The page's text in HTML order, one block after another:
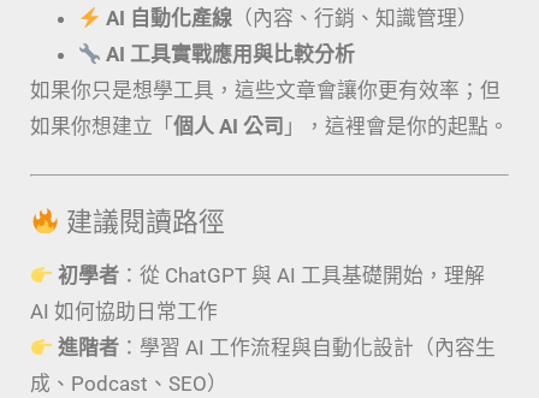
AI 自動化產線 （內容、行銷、知識管理）
AI 工具實戰應用與比較分析
如果你只是想學工具，這些文章會讓你更有效率；但
如果你想建立「 個人 AI 公司 」，這裡會是你的起點。
建議閱讀路徑
初學者 ：從 ChatGPT 與 AI 工具基礎開始，理解
AI 如何協助日常工作
進階者 ：學習 AI 工作流程與自動化設計（內容生
成、Podcast、SEO）